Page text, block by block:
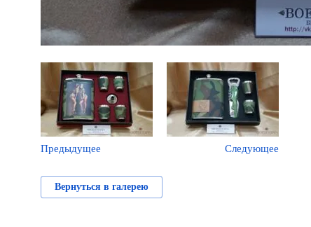
Предыдущее Следующее
Вернуться в галерею